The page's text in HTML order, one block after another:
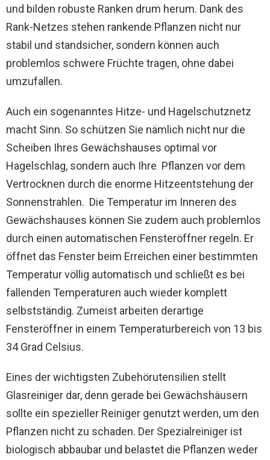
und bilden robuste Ranken drum herum. Dank des
Rank-Netzes stehen rankende Pflanzen nicht nur
stabil und standsicher, sondern können auch
problemlos schwere Früchte tragen, ohne dabei
umzufallen.
Auch ein sogenanntes Hitze- und Hagelschutznetz
macht Sinn. So schützen Sie nämlich nicht nur die
Scheiben Ihres Gewächshauses optimal vor
Hagelschlag, sondern auch Ihre Pflanzen vor dem
Vertrocknen durch die enorme Hitzeentstehung der
Sonnenstrahlen. Die Temperatur im Inneren des
Gewächshauses können Sie zudem auch problemlos
durch einen automatischen Fensteröffner regeln. Er
öffnet das Fenster beim Erreichen einer bestimmten
Temperatur völlig automatisch und schließt es bei
fallenden Temperaturen auch wieder komplett
selbstständig. Zumeist arbeiten derartige
Fensteröffner in einem Temperaturbereich von 13 bis
34 Grad Celsius.
Eines der wichtigsten Zubehörutensilien stellt
Glasreiniger dar, denn gerade bei Gewächshäusern
sollte ein spezieller Reiniger genutzt werden, um den
Pflanzen nicht zu schaden. Der Spezialreiniger ist
biologisch abbaubar und belastet die Pflanzen weder